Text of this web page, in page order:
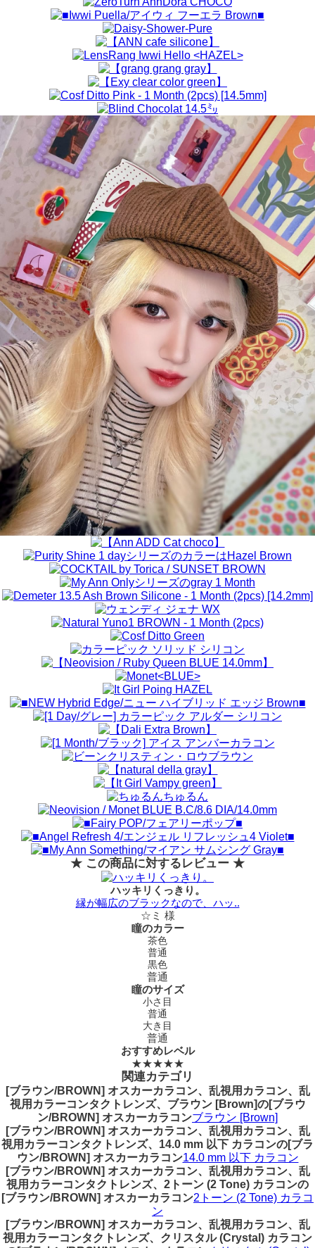
★ この商品に対するレビュー ★
ハッキリくっきり。
縁が幅広のブラックなので、ハッ..
☆ミ 様
瞳のカラー
茶色
普通
黒色
普通
瞳のサイズ
小さ目
普通
大き目
普通
おすすめレベル
★★★★★
関連カテゴリ
[ブラウン/BROWN] オスカーカラコン、乱視用カラコン、乱
視用カラーコンタクトレンズ、ブラウン [Brown]の[ブラウ
ン/BROWN] オスカーカラコンブラウン [Brown]
[ブラウン/BROWN] オスカーカラコン、乱視用カラコン、乱
視用カラーコンタクトレンズ、14.0 mm 以下 カラコンの[ブラ
ウン/BROWN] オスカーカラコン14.0 mm 以下 カラコン
[ブラウン/BROWN] オスカーカラコン、乱視用カラコン、乱
視用カラーコンタクトレンズ、2トーン (2 Tone) カラコンの
[ブラウン/BROWN] オスカーカラコン2トーン (2 Tone) カラコ
ン
[ブラウン/BROWN] オスカーカラコン、乱視用カラコン、乱
視用カラーコンタクトレンズ、クリスタル (Crystal) カラコン